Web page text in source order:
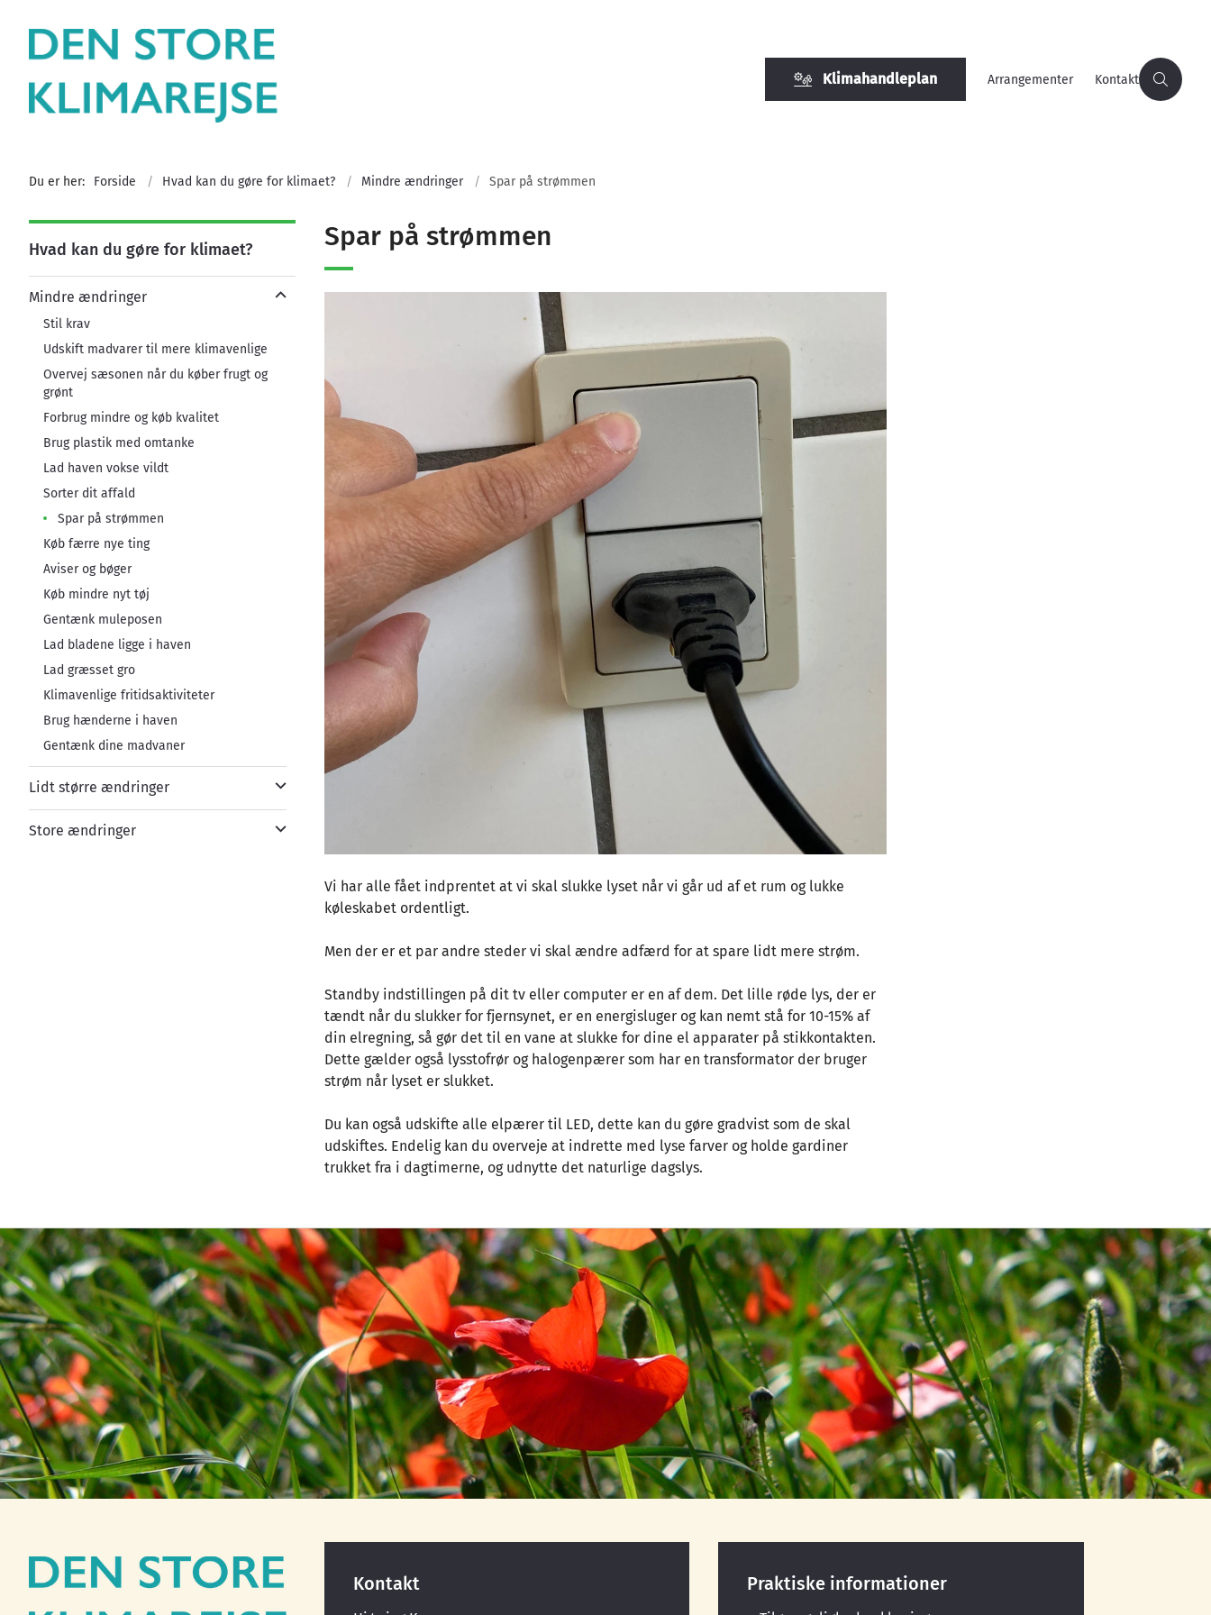
Klimahandleplan Arrangementer Kontakt
Du er her: Forside Hvad kan du gøre for klimaet? Mindre ændringer Spar på strømmen
Hvad kan du gøre for klimaet?
Mindre ændringer
Stil krav
Udskift madvarer til mere klimavenlige
Overvej sæsonen når du køber frugt og
grønt
Forbrug mindre og køb kvalitet
Brug plastik med omtanke
Lad haven vokse vildt
Sorter dit affald
Spar på strømmen
Køb færre nye ting
Aviser og bøger
Køb mindre nyt tøj
Gentænk muleposen
Lad bladene ligge i haven
Lad græsset gro
Klimavenlige fritidsaktiviteter
Brug hænderne i haven
Gentænk dine madvaner
Lidt større ændringer
Store ændringer
Spar på strømmen
Vi har alle fået indprentet at vi skal slukke lyset når vi går ud af et rum og lukke
køleskabet ordentligt.
Men der er et par andre steder vi skal ændre adfærd for at spare lidt mere strøm.
Standby indstillingen på dit tv eller computer er en af dem. Det lille røde lys, der er
tændt når du slukker for fjernsynet, er en energisluger og kan nemt stå for 10-15% af
din elregning, så gør det til en vane at slukke for dine el apparater på stikkontakten.
Dette gælder også lysstofrør og halogenpærer som har en transformator der bruger
strøm når lyset er slukket.
Du kan også udskifte alle elpærer til LED, dette kan du gøre gradvist som de skal
udskiftes. Endelig kan du overveje at indrette med lyse farver og holde gardiner
trukket fra i dagtimerne, og udnytte det naturlige dagslys.
Kontakt Praktiske informationer